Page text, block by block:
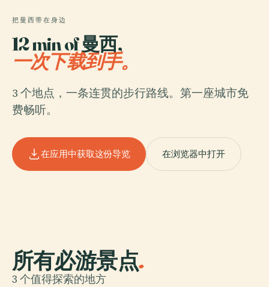
把曼西带在身边
12 min of 曼西,
一次下载到手。
3 个地点，一条连贯的步行路线。第一座城市免
费畅听。
在应用中获取这份导览 在浏览器中打开
所有必游景点.
3 个值得探索的地方